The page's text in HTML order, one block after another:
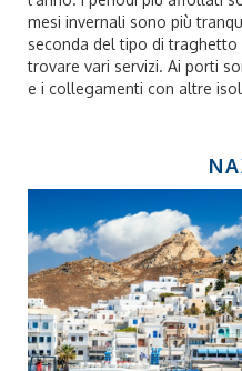
mesi invernali sono più
seconda del tipo di
trovare vari servizi. Ai porti
e i collegamenti con altre